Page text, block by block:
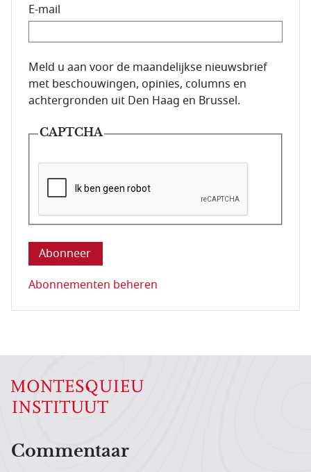
E-mail
E-mailadres van de abonnee.
Meld u aan voor de maandelijkse nieuwsbrief
met beschouwingen, opinies, columns en
achtergronden uit Den Haag en Brussel.
CAPTCHA
Deze vraag is om te controleren dat u een mens
Abonnementen beheren
Hoofdnavigatiemenu
Commentaar